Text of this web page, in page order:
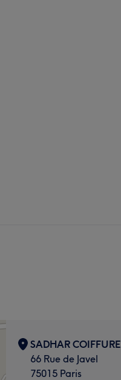
SADHAR COIFFURE
66 Rue de Javel
75015 Paris